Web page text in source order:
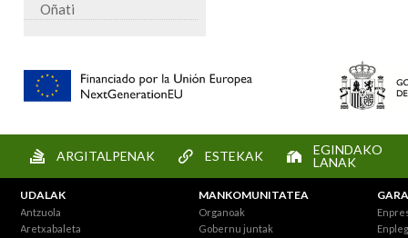
Oñati
ARGITALPENAK ESTEKAK
EGINDAKO
LANAK
UDALAK
Antzuola
Aretxabaleta
MANKOMUNITATEA
Organoak
Gobernu juntak